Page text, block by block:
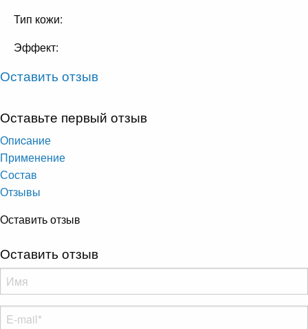
Тип кожи:
Эффект:
Оставить отзыв
Оставьте первый отзыв
Опиcание
Применение
Состав
Отзывы
Оставить отзыв
Оставить отзыв